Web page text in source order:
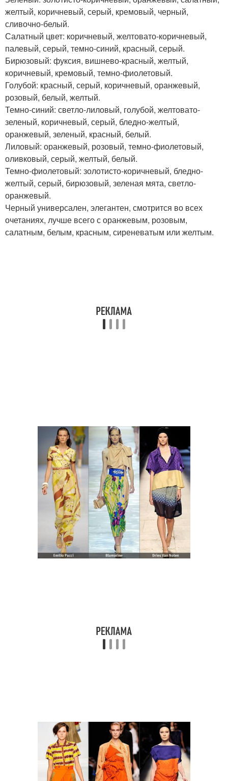
желтый, коричневый, серый, кремовый, черный,
сливочно-белый.
Салатный цвет: коричневый, желтовато-коричневый,
палевый, серый, темно-синий, красный, серый.
Бирюзовый: фуксия, вишнево-красный, желтый,
коричневый, кремовый, темно-фиолетовый.
Голубой: красный, серый, коричневый, оранжевый,
розовый, белый, желтый.
Темно-синий: светло-лиловый, голубой, желтовато-
зеленый, коричневый, серый, бледно-желтый,
оранжевый, зеленый, красный, белый.
Лиловый: оранжевый, розовый, темно-фиолетовый,
оливковый, серый, желтый, белый.
Темно-фиолетовый: золотисто-коричневый, бледно-
желтый, серый, бирюзовый, зеленая мята, светло-
оранжевый.
Черный универсален, элегантен, смотрится во всех
очетаниях, лучше всего с оранжевым, розовым,
салатным, белым, красным, сиреневатым или желтым.